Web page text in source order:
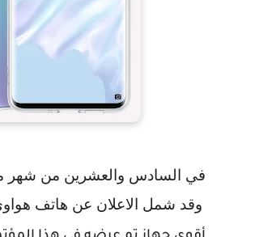
في السادس والعشرين من شهر
وقد شمل الاعلان عن هاتف